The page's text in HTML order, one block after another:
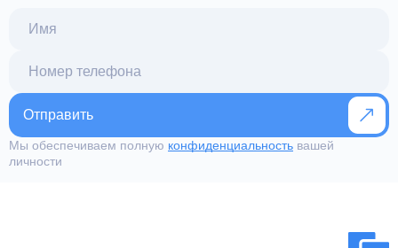
Отправить
Мы обеспечиваем полную конфиденциальность вашей
личности